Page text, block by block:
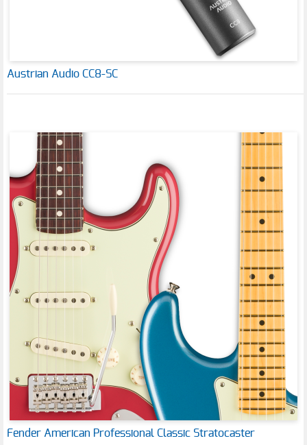
Austrian Audio CC8-SC
Fender American Professional Classic Stratocaster